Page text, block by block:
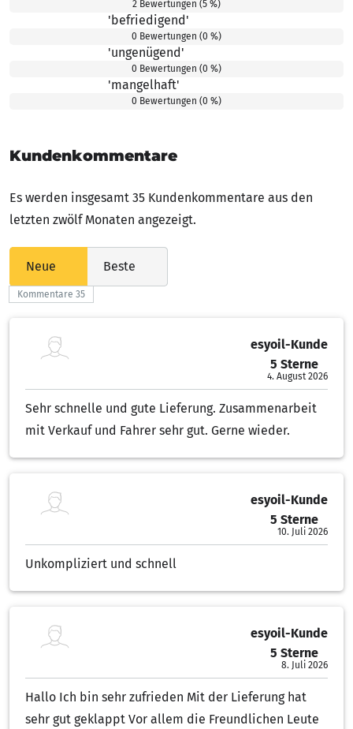
2 Bewertungen (5 %)
3.00 von 5 Sternen'befriedigend'
0 Bewertungen (0 %)
2.00 von 5 Sternen'ungenügend'
0 Bewertungen (0 %)
1.00 von 5 Sternen'mangelhaft'
0 Bewertungen (0 %)
Kundenkommentare
Es werden insgesamt 35 Kundenkommentare aus den
letzten zwölf Monaten angezeigt.
Neue Beste
Kommentare 35
esyoil-Kunde
5 Sterne
4. August 2026
Sehr schnelle und gute Lieferung. Zusammenarbeit
mit Verkauf und Fahrer sehr gut. Gerne wieder.
esyoil-Kunde
5 Sterne
10. Juli 2026
Unkompliziert und schnell
esyoil-Kunde
5 Sterne
8. Juli 2026
Hallo Ich bin sehr zufrieden Mit der Lieferung hat
sehr gut geklappt Vor allem die Freundlichen Leute